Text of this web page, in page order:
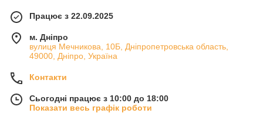
Працює з 22.09.2025
м. Дніпро
вулиця Мечникова, 10Б, Дніпропетровська область,
49000, Дніпро, Україна
Контакти
Сьогодні працює з 10:00 до 18:00
Показати весь графік роботи